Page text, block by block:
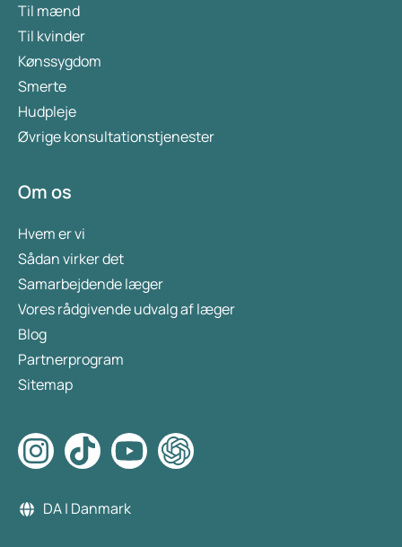
Til mænd
Til kvinder
Kønssygdom
Smerte
Hudpleje
Øvrige konsultationstjenester
Om os
Hvem er vi
Sådan virker det
Samarbejdende læger
Vores rådgivende udvalg af læger
Blog
Partnerprogram
Sitemap
DA | Danmark